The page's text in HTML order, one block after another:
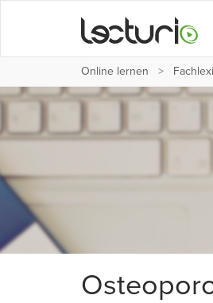
Online lernen